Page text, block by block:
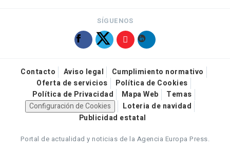
SÍGUENOS
Contacto Aviso legal
Cumplimiento normativo
Oferta de servicios
Política de Cookies
Política de Privacidad
Mapa Web
Temas
Configuración de Cookies
Loteria de navidad
Publicidad estatal
Portal de actualidad y noticias de la Agencia Europa Press.